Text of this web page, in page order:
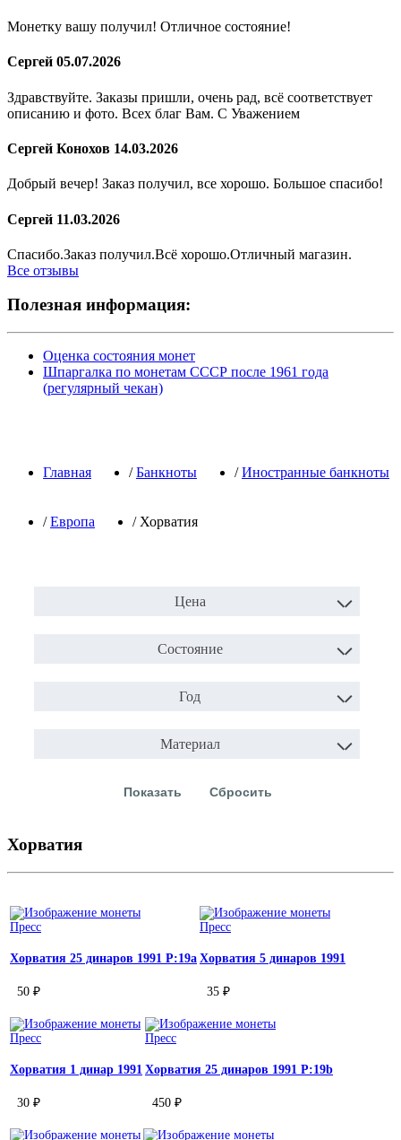
Монетку вашу получил! Отличное состояние!
Сергей 05.07.2026
Здравствуйте. Заказы пришли, очень рад, всё соответствует
описанию и фото. Всех благ Вам. С Уважением
Сергей Конохов 14.03.2026
Добрый вечер! Заказ получил, все хорошо. Большое спасибо!
Сергей 11.03.2026
Спасибо.Заказ получил.Всё хорошо.Отличный магазин.
Все отзывы
Полезная информация:
Оценка состояния монет
Шпаргалка по монетам СССР после 1961 года
(регулярный чекан)
Главная /Банкноты /Иностранные банкноты
/Европа / Хорватия
Цена
Состояние
Год
Материал
Хорватия
Пресс
Хорватия 25 динаров 1991 P:19a
50 ₽
Пресс
Хорватия 5 динаров 1991
35 ₽
Пресс
Хорватия 1 динар 1991
30 ₽
Пресс
Хорватия 25 динаров 1991 P:19b
450 ₽